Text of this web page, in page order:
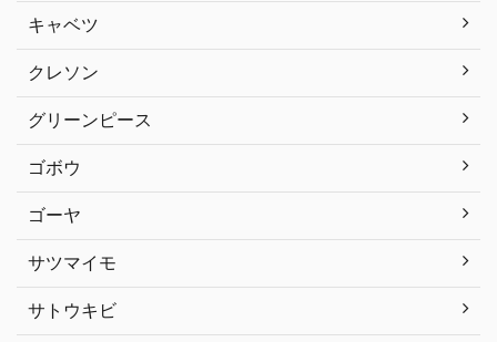
キャベツ
クレソン
グリーンピース
ゴボウ
ゴーヤ
サツマイモ
サトウキビ